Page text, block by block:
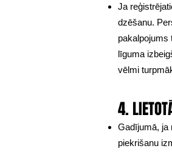
Ja
dzēšanu.
pakalpojums
līguma
vēlmi
4.
Gadījumā, ja
piekrišanu